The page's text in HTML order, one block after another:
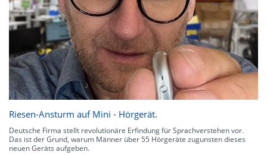
Riesen-Ansturm auf Mini - Hörgerät.
Deutsche Firma stellt revolutionäre Erfindung für Sprachverstehen vor.
Das ist der Grund, warum Männer über 55 Hörgeräte zugunsten dieses
neuen Geräts aufgeben.